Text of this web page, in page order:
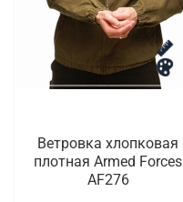
Ветровка хлопковая
плотная Armed Forces
AF276